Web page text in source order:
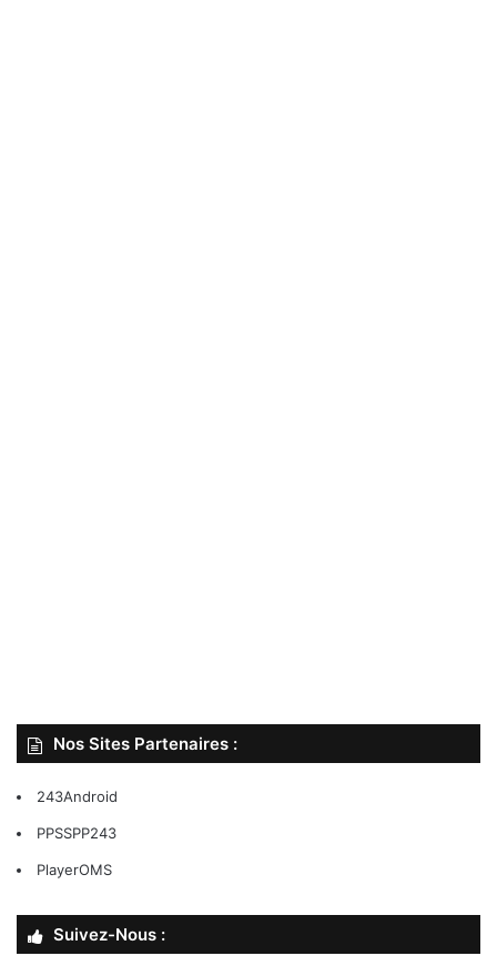
Nos Sites Partenaires :
243Android
PPSSPP243
PlayerOMS
Suivez-Nous :